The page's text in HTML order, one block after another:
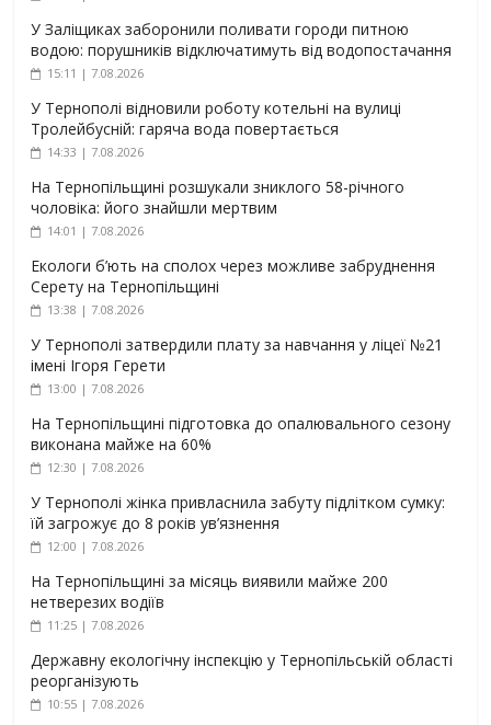
У Заліщиках заборонили поливати городи питною
водою: порушників відключатимуть від водопостачання
15:11 | 7.08.2026
У Тернополі відновили роботу котельні на вулиці
Тролейбусній: гаряча вода повертається
14:33 | 7.08.2026
На Тернопільщині розшукали зниклого 58-річного
чоловіка: його знайшли мертвим
14:01 | 7.08.2026
Екологи б’ють на сполох через можливе забруднення
Серету на Тернопільщині
13:38 | 7.08.2026
У Тернополі затвердили плату за навчання у ліцеї №21
імені Ігоря Герети
13:00 | 7.08.2026
На Тернопільщині підготовка до опалювального сезону
виконана майже на 60%
12:30 | 7.08.2026
У Тернополі жінка привласнила забуту підлітком сумку:
їй загрожує до 8 років ув’язнення
12:00 | 7.08.2026
На Тернопільщині за місяць виявили майже 200
нетверезих водіїв
11:25 | 7.08.2026
Державну екологічну інспекцію у Тернопільській області
реорганізують
10:55 | 7.08.2026